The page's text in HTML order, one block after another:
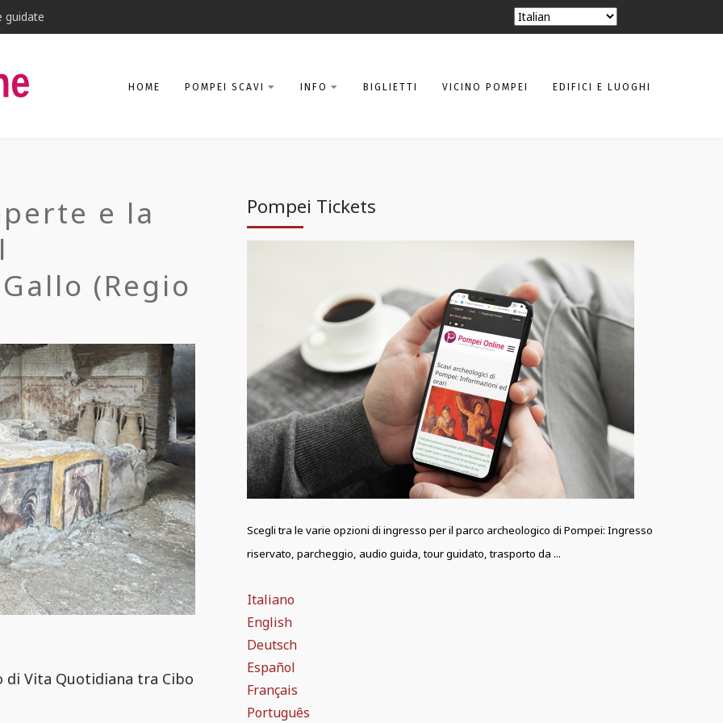
guidate
HOME POMPEI SCAVI INFO BIGLIETTI VICINO POMPEI EDIFICI E LUOGHI
Pompei Tickets
Scegli tra le varie opzioni di ingresso per il parco archeologico di Pompei: Ingresso
riservato, parcheggio, audio guida, tour guidato, trasporto da ...
Italiano
English
Deutsch
Español
Français
Português
e la
(Regio
di Vita Quotidiana tra Cibo